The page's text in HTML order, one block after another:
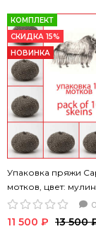
КОМПЛЕКТ
СКИДКА 15%
НОВИНКА
Упаковка пряжи
мотков, цвет:
200 м)
0
11 500 ₽ 13 500